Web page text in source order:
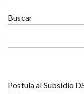
Buscar
Postula al Subsidio